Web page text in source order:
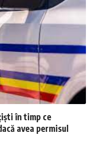
în timp ce
avea permisul